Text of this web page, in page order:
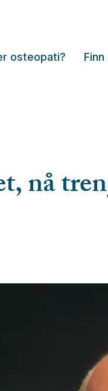
osteopati?
nå